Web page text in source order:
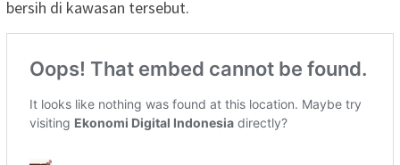
bersih di kawasan tersebut.